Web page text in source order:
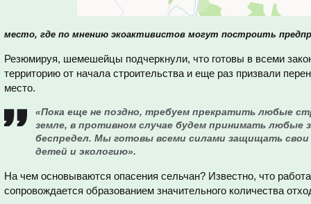
место, где по мнению экоактивистов могут построить
Резюмируя, шемешейцы подчеркнули, что готовы в всеми
территорию от начала строительства и еще раз призвали
место.
«Пока еще не поздно, требуем прекратить любые
земле, в противном случае будем принимать
беспредел. Мы готовы всеми силами защищать свои
детей и экологию».
На чем основываются опасения сельчан? Известно, что
сопровождается образованием значительного количества